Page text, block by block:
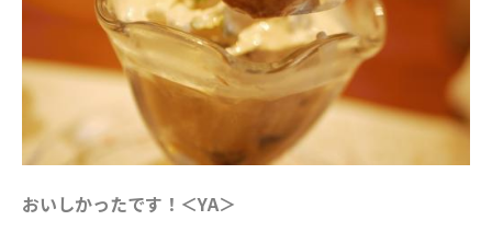
おいしかったです！＜YA＞